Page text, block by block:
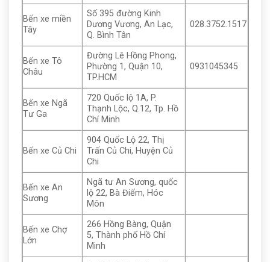
Bến xe miền
Tây
Số 395 đường Kinh
Dương Vương, An Lạc,
Q. Bình Tân
028.3752.1517
Bến xe Tô
Châu
Đường Lê Hồng Phong,
Phường 1, Quận 10,
TP.HCM
0931045345
Bến xe Ngã
Tư Ga
720 Quốc lộ 1A, P.
Thạnh Lộc, Q.12, Tp. Hồ
Chí Minh
Bến xe Củ Chi
904 Quốc Lộ 22, Thị
Trấn Củ Chi, Huyện Củ
Chi
Bến xe An
Sương
Ngã tư An Sương, quốc
lộ 22, Bà Điểm, Hóc
Môn
Bến xe Chợ
Lớn
266 Hồng Bàng, Quận
5, Thành phố Hồ Chí
Minh